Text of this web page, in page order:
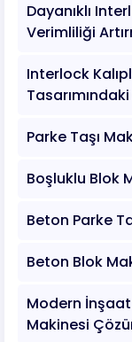
Dayanıklı
Verimliliği
Interlock
Parke Taşı
Boşluklu Blok
Beton Parke
Beton Blok
Modern
Makinesi